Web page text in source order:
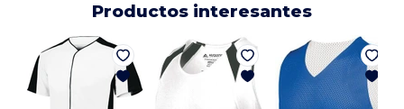
Productos interesantes